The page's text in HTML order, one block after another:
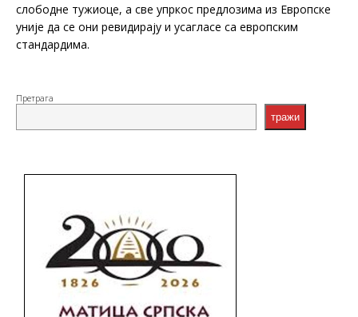
слободне тужиоце, а све упркос предлозима из Европске
уније да се они ревидирају и усагласе са европским
стандардима.
Претрага
тражи